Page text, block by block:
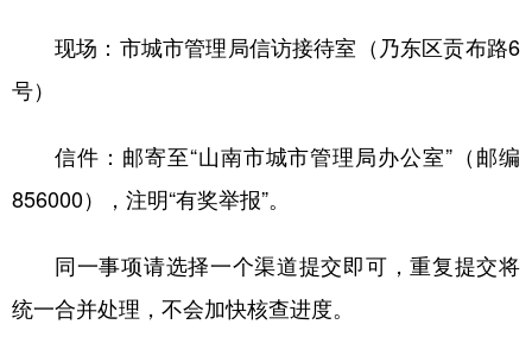
现场：市城市管理局信访接待室（乃东区贡布路6
号）
信件：邮寄至“山南市城市管理局办公室”（邮编
856000），注明“有奖举报”。
同一事项请选择一个渠道提交即可，重复提交将
统一合并处理，不会加快核查进度。